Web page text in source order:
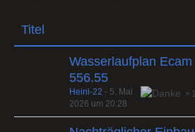
Titel
Wasserlaufplan Ecam
556.55
1
Heini-22 - 5. Mai
2026 um 20:28